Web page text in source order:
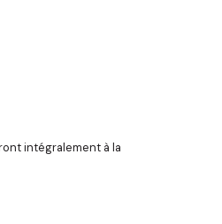
intégralement à la